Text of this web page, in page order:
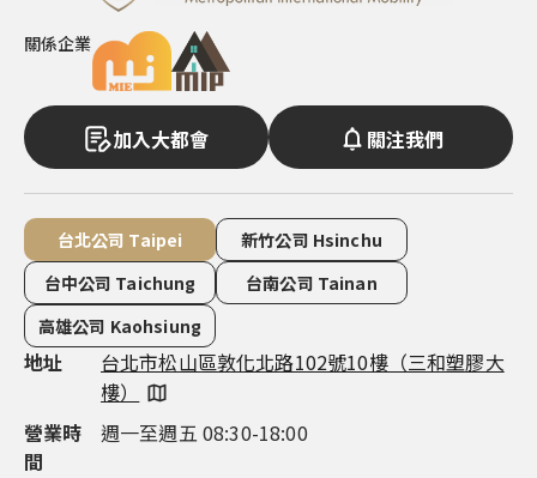
關係企業
加入大都會 關注我們
台北公司 Taipei
新竹公司 Hsinchu
台中公司 Taichung
台南公司 Tainan
高雄公司 Kaohsiung
地址
台北市松山區敦化北路102號10樓（三和塑膠大
樓）
營業時
間
週一至週五 08:30-18:00
地址
新竹市東區慈雲路118號14樓之7（雲智匯大
樓）
營業時
間
週一至週五 09:00-18:00
地址
台中市西屯區市政路386號14樓之5（市政都心
廣場）
營業時
間
週一至週五 08:30-18:00
地址
台南市永康區中華路1-100號16 樓（良美金三角
大樓）
營業時
間
週一至週五 08:30-18:00
地址
高雄市鼓山區明誠三路683號4樓（市政總裁大
樓）
營業時
間
週一至週五 08:30-18:00